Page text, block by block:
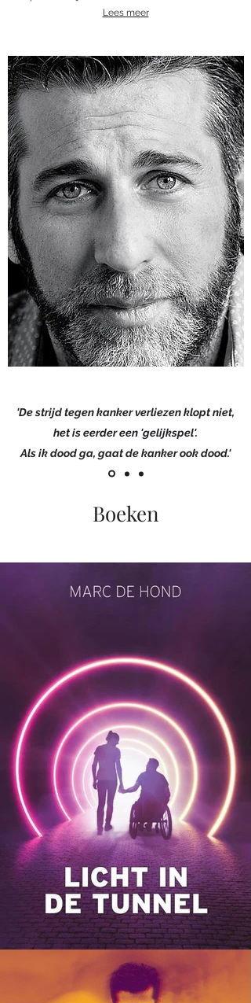
Lees meer
'De strijd tegen kanker verliezen klopt niet,
het is eerder een 'gelijkspel'.
Als ik dood ga, gaat de kanker ook dood.'
Boeken